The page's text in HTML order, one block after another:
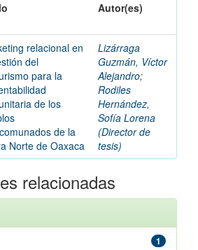
Autor(es)
relacional en
del
para la
de los
de la
Norte de Oaxaca
Lizárraga
Guzmán, Víctor
Alejandro;
Rodiles
Hernández,
Sofía Lorena
(Director de
tesis)
relacionadas
1